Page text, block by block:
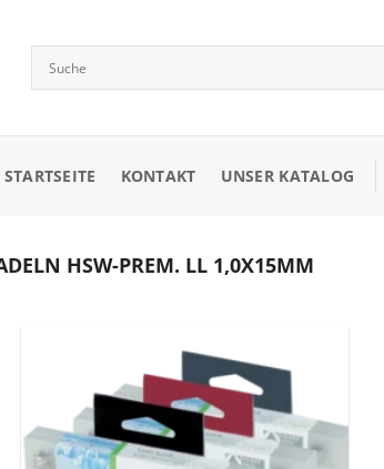
STARTSEITE KONTAKT UNSER KATALOG
HSW-PREM. LL 1,0X15MM
Favoriten
hinzufügen